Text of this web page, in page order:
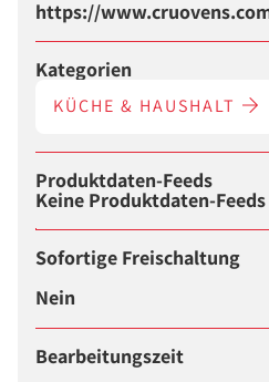
https://
Kategorien
KÜCHE & HAUSHALT
Produktdaten-Feeds
Keine Produktdaten-
Sofortige Freischaltung
Nein
Bearbeitungszeit